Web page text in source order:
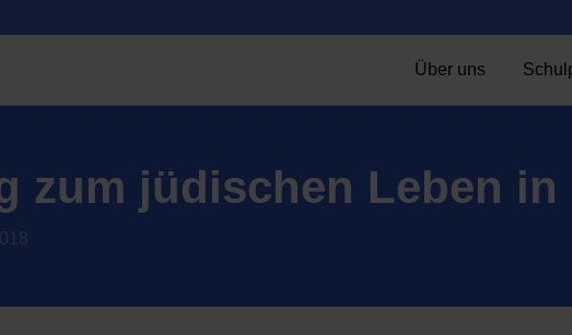
Über uns
zum jüdischen Leben in